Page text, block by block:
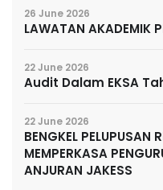
26 June 2026
LAWATAN AKADEMIK
22 June 2026
Audit Dalam EKSA
22 June 2026
BENGKEL PELUPUSAN
MEMPERKASA
ANJURAN JAKESS